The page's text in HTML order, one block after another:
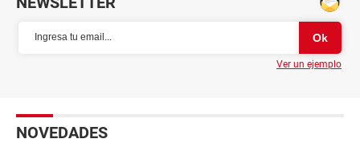
Ver un ejemplo
NOVEDADES